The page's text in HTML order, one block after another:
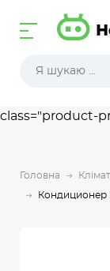
class="product-
Головна
Кондиционер